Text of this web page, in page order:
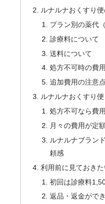
ルナルナおくすり
プラン別の薬代
診療料について
送料について
処方不可時の費用
追加費用の注意点
ルナルナおくすり
処方不可なら費
月々の費用が定
ルナルナブラン
頼感
利用前に見ておき
初回は診療料
返品・返金がで